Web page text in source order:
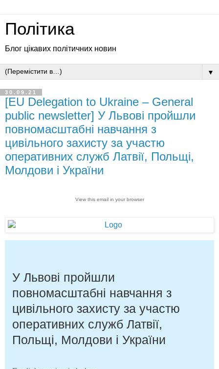
Політика
Блог цікавих політичних новин
▼
30.09.21
[EU Delegation to Ukraine – General
public newsletter] У Львові пройшли
повномасштабні навчання з
цивільного захисту за участю
оперативних служб Латвії, Польщі,
Молдови і України
View this email in your browser
У Львові пройшли
повномасштабні навчання з
цивільного захисту за участю
оперативних служб Латвії,
Польщі, Молдови і України